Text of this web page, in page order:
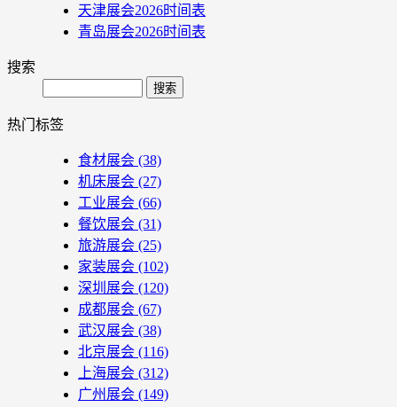
天津展会2026时间表
青岛展会2026时间表
搜索
Search
热门标签
食材展会 (38)
机床展会 (27)
工业展会 (66)
餐饮展会 (31)
旅游展会 (25)
家装展会 (102)
深圳展会 (120)
成都展会 (67)
武汉展会 (38)
北京展会 (116)
上海展会 (312)
广州展会 (149)